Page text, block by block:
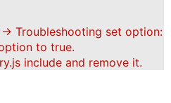
Troubleshooting set option:
to true.
include and remove it.